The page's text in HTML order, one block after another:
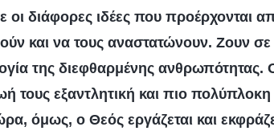
οι διάφορες ιδέες που προέρχονται
και να τους αναστατώνουν. Ζουν
της διεφθαρμένης ανθρωπότητας.
τους εξαντλητική και πιο
όμως, ο Θεός εργάζεται και